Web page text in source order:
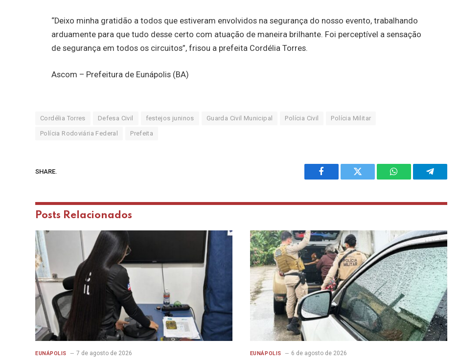
“Deixo minha gratidão a todos que estiveram envolvidos na segurança do nosso evento, trabalhando
arduamente para que tudo desse certo com atuação de maneira brilhante. Foi perceptível a sensação
de segurança em todos os circuitos”, frisou a prefeita Cordélia Torres.
Ascom – Prefeitura de Eunápolis (BA)
Cordélia Torres Defesa Civil festejos juninos Guarda Civil Municipal Polícia Civil Polícia Militar
Polícia Rodoviária Federal Prefeita
SHARE.
Facebook Twitter WhatsAppTelegram
Posts Relacionados
EUNÁPOLIS 7 de agosto de 2026 EUNÁPOLIS 6 de agosto de 2026